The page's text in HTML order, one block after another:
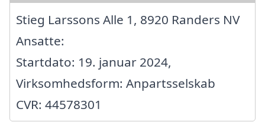
Stieg Larssons Alle 1, 8920 Randers NV
Ansatte:
Startdato: 19. januar 2024,
Virksomhedsform: Anpartsselskab
CVR: 44578301